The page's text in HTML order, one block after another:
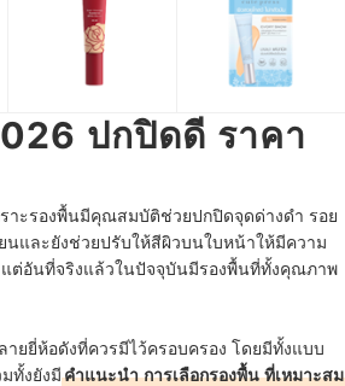
ปกปิดดี ราคา
ราะรองพื้นมีคุณสมบัติช่วยปกปิดจุดด่างดำ รอย
นและยังช่วยปรับให้สีผิวบนใบหน้าให้มีความ
ต่อันที่จริงแล้วในปัจจุบันมีรองพื้นที่ทั้งคุณภาพ
ายยี่ห้อดังที่ควรมีไว้ครอบครอง โดยมีทั้งแบบ
ทั้งยังมีคำแนะนำ การเลือกรองพื้น ที่เหมาะสม